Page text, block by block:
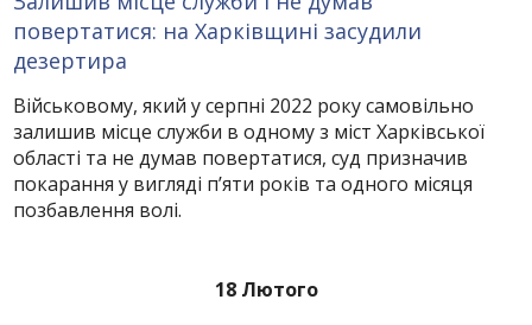
повертатися: на Харківщині засудили
дезертира
Військовому, який у серпні 2022 року самовільно
залишив місце служби в одному з міст Харківської
області та не думав повертатися, суд призначив
покарання у вигляді п’яти років та одного місяця
позбавлення волі.
18 Лютого